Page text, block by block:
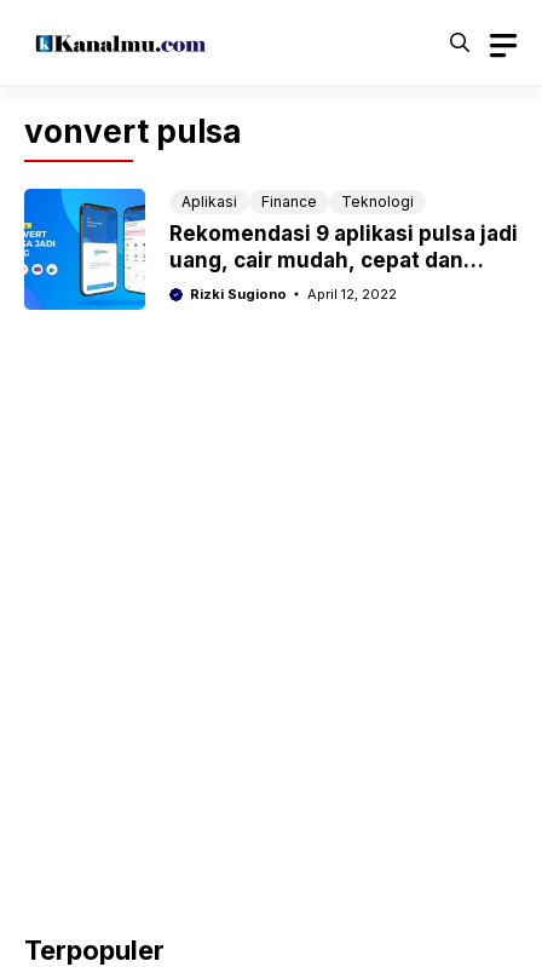
vonvert pulsa
Aplikasi Finance Teknologi
Rekomendasi 9 aplikasi pulsa jadi
uang, cair mudah, cepat dan
aman
Rizki Sugiono April 12, 2022
Terpopuler